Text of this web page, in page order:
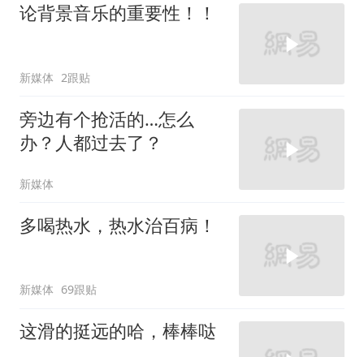
论背景音乐的重要性！！
新媒体 2跟贴
旁边有个抢活的…怎么
办？人都过去了？
新媒体
多喝热水，热水治百病！
新媒体 69跟贴
这滑的挺远的哈，棒棒哒